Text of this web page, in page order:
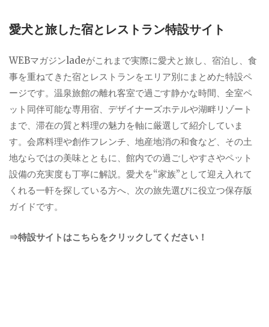
愛犬と旅した宿とレストラン特設サイト
WEBマガジンladeがこれまで実際に愛犬と旅し、宿泊し、食
事を重ねてきた宿とレストランをエリア別にまとめた特設ペ
ージです。温泉旅館の離れ客室で過ごす静かな時間、全室ペ
ット同伴可能な専用宿、デザイナーズホテルや湖畔リゾート
まで、滞在の質と料理の魅力を軸に厳選して紹介していま
す。会席料理や創作フレンチ、地産地消の和食など、その土
地ならではの美味とともに、館内での過ごしやすさやペット
設備の充実度も丁寧に解説。愛犬を“家族”として迎え入れて
くれる一軒を探している方へ、次の旅先選びに役立つ保存版
ガイドです。
⇒特設サイトはこちらをクリックしてください！